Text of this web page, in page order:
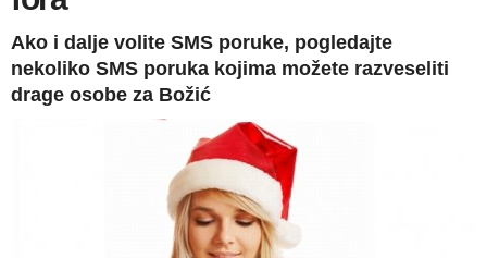
Ako i dalje volite SMS poruke, pogledajte
nekoliko SMS poruka kojima možete razveseliti
drage osobe za Božić